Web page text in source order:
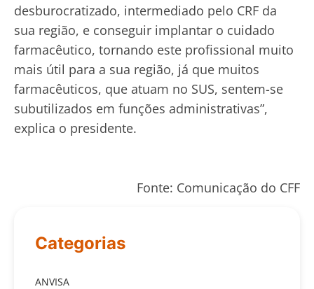
desburocratizado, intermediado pelo CRF da
sua região, e conseguir implantar o cuidado
farmacêutico, tornando este profissional muito
mais útil para a sua região, já que muitos
farmacêuticos, que atuam no SUS, sentem-se
subutilizados em funções administrativas”,
explica o presidente.
Fonte: Comunicação do CFF
Categorias
ANVISA